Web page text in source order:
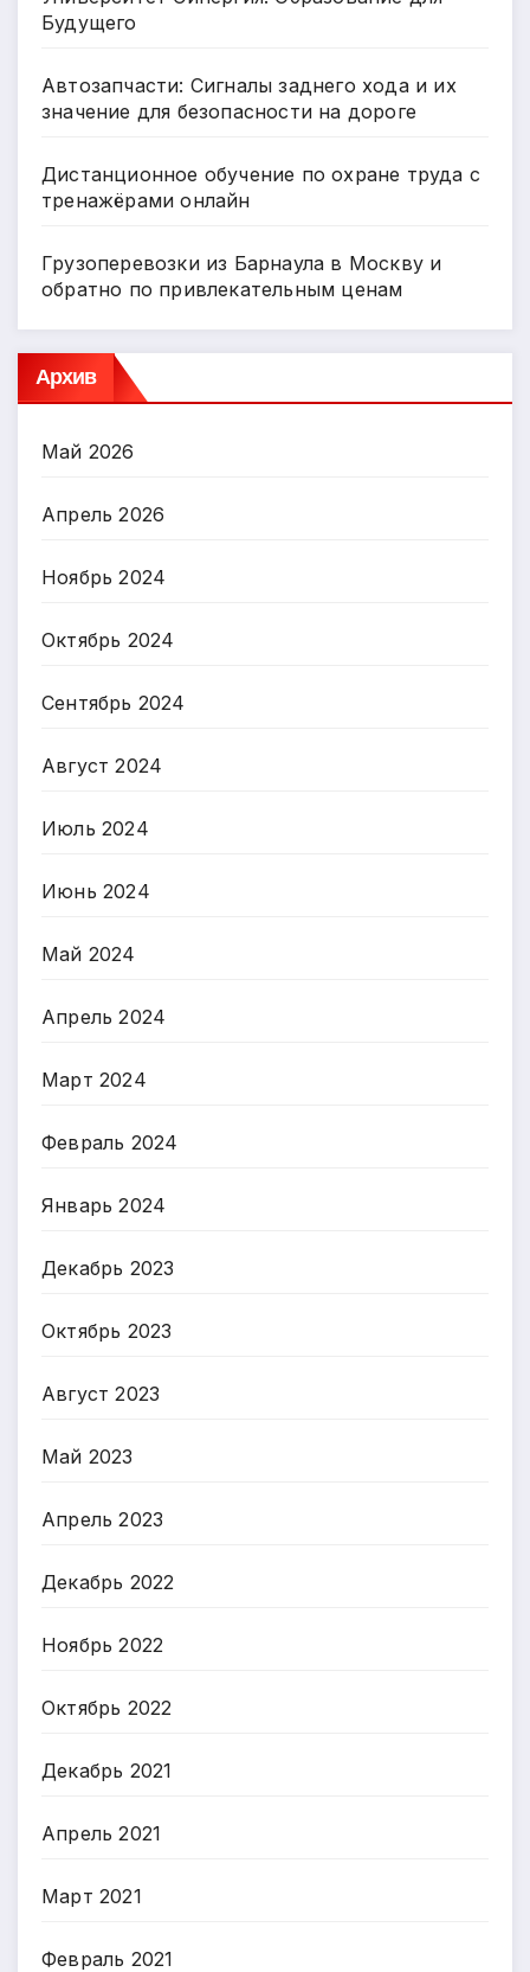
Будущего
Автозапчасти: Сигналы заднего хода и их
значение для безопасности на дороге
Дистанционное обучение по охране труда с
тренажёрами онлайн
Грузоперевозки из Барнаула в Москву и
обратно по привлекательным ценам
Архив
Май 2026
Апрель 2026
Ноябрь 2024
Октябрь 2024
Сентябрь 2024
Август 2024
Июль 2024
Июнь 2024
Май 2024
Апрель 2024
Март 2024
Февраль 2024
Январь 2024
Декабрь 2023
Октябрь 2023
Август 2023
Май 2023
Апрель 2023
Декабрь 2022
Ноябрь 2022
Октябрь 2022
Декабрь 2021
Апрель 2021
Март 2021
Февраль 2021